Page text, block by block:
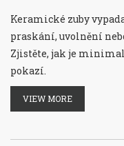
Keramické zuby
praskání, uvolnění
Zjistěte, jak je
pokazí.
VIEW MORE